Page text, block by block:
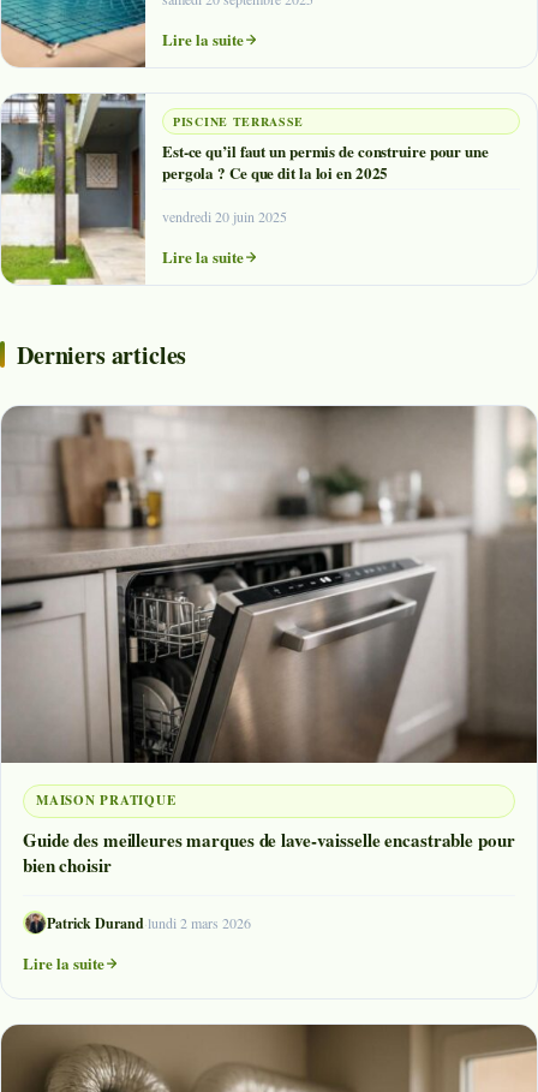
Lire la suite
PISCINE TERRASSE
Est-ce qu’il faut un permis de construire pour une
pergola ? Ce que dit la loi en 2025
vendredi 20 juin 2025
Lire la suite
Derniers articles
MAISON PRATIQUE
Guide des meilleures marques de lave-vaisselle encastrable pour
bien choisir
Patrick Durand·lundi 2 mars 2026
Lire la suite